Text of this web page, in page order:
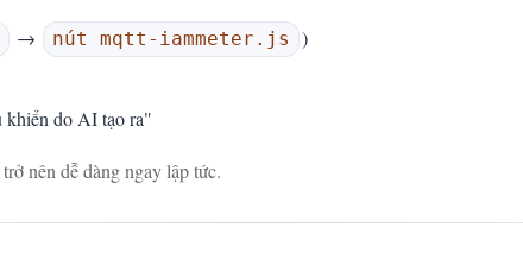
→ nút mqtt-iammeter.js
)
khiển do AI tạo ra"
nên dễ dàng ngay lập tức.